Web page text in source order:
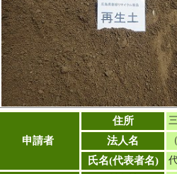
申請者
住所
法人名
氏名(代表者名)